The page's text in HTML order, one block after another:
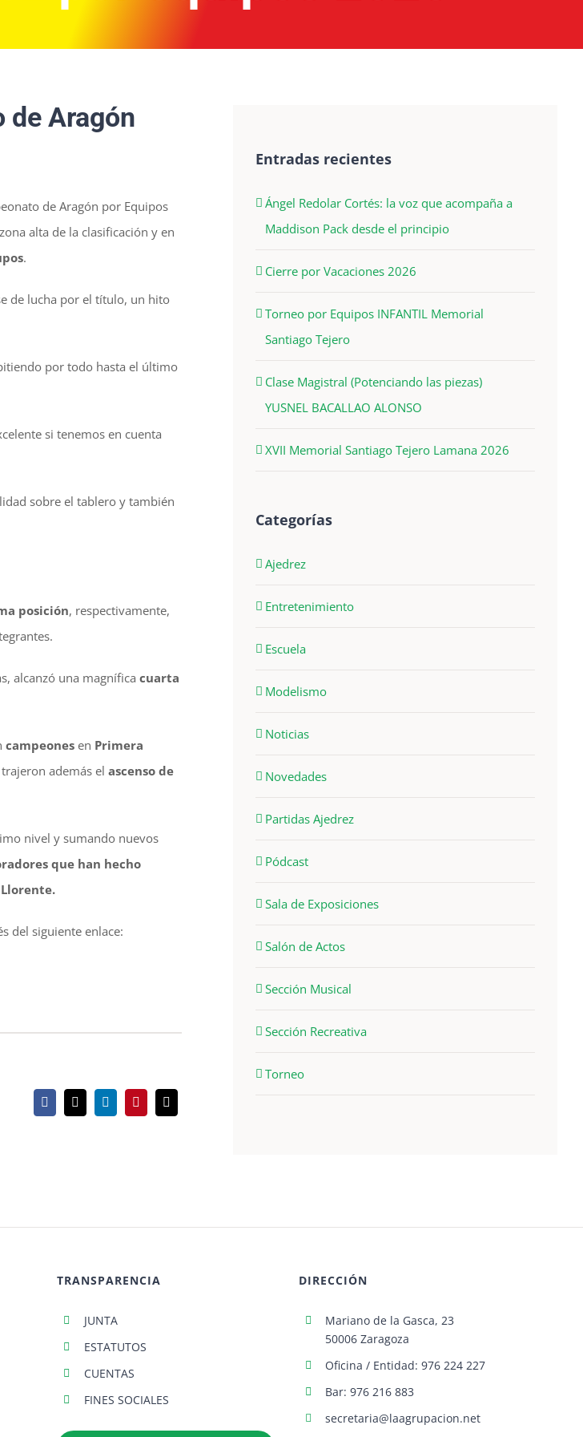
de Aragón
de Aragón por Equipos
alta de la clasificación y en
.
de lucha por el título, un hito
por todo hasta el último
si tenemos en cuenta
sobre el tablero y también
posición, respectivamente,
alcanzó una magnífica cuarta
campeones en Primera
además el ascenso de
nivel y sumando nuevos
que han hecho
del siguiente enlace:
Entradas recientes
Ángel Redolar Cortés: la voz que acompaña a
Maddison Pack desde el principio
Cierre por Vacaciones 2026
Torneo por Equipos INFANTIL Memorial
Santiago Tejero
Clase Magistral (Potenciando las piezas)
YUSNEL BACALLAO ALONSO
XVII Memorial Santiago Tejero Lamana 2026
Categorías
Ajedrez
Entretenimiento
Escuela
Modelismo
Noticias
Novedades
Partidas Ajedrez
Pódcast
Sala de Exposiciones
Salón de Actos
Sección Musical
Sección Recreativa
Torneo
TRANSPARENCIA
JUNTA
ESTATUTOS
CUENTAS
FINES SOCIALES
DIRECCIÓN
Mariano de la Gasca, 23
50006 Zaragoza
Oficina / Entidad: 976 224 227
Bar: 976 216 883
secretaria@laagrupacion.net